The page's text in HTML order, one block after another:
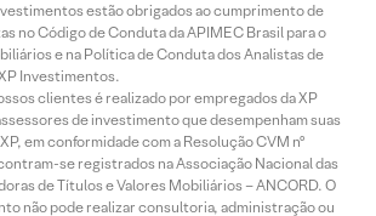
estão obrigados ao cumprimento de
no Código de Conduta da APIMEC Brasil para o
e na Política de Conduta dos Analistas de
Investimentos.
clientes é realizado por empregados da XP
de investimento que desempenham suas
em conformidade com a Resolução CVM nº
se registrados na Associação Nacional das
de Títulos e Valores Mobiliários – ANCORD. O
não pode realizar consultoria, administração ou